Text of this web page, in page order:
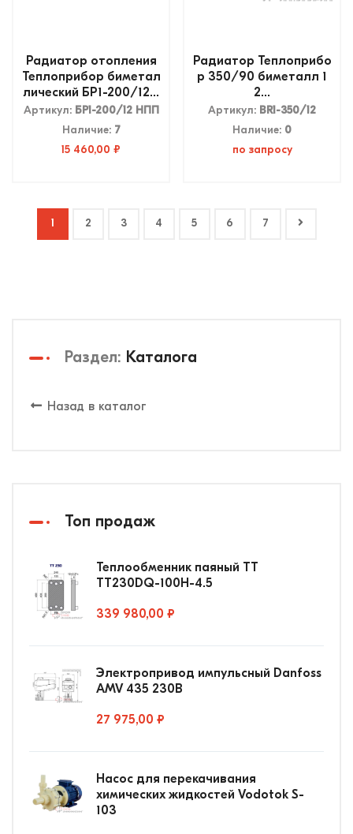
Радиатор отопления
Теплоприбор биметал
лический БР1-200/12...
Артикул: БР1-200/12 НПП
Наличие: 7
15 460,00 ₽
Радиатор Теплоприбо
р 350/90 биметалл 1
2...
Артикул: ВR1-350/12
Наличие: 0
по запросу
1 2 3 4 5 6 7
Раздел: Каталога
Назад в каталог
Топ продаж
Теплообменник паяный ТТ
ТТ230DQ-100Н-4.5
339 980,00 ₽
Электропривод импульсный Danfoss
AMV 435 230В
27 975,00 ₽
Насос для перекачивания
химических жидкостей Vodotok S-
103